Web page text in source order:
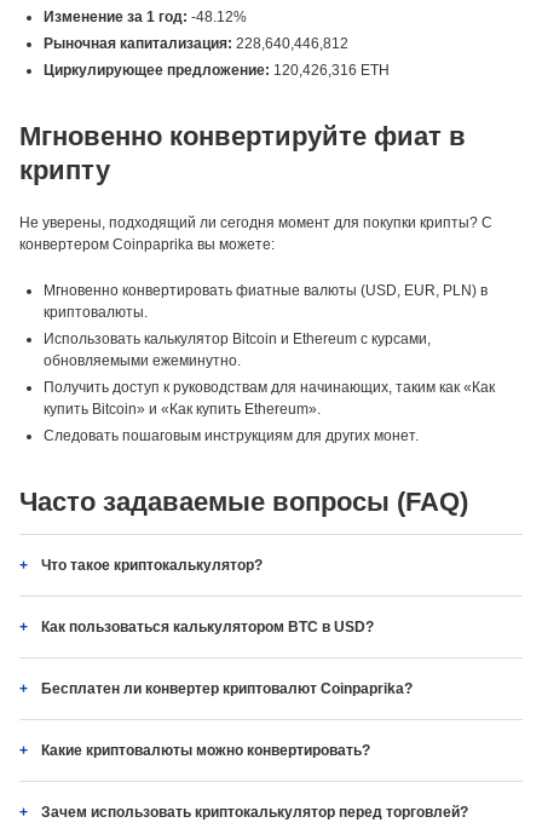
Изменение за 1 год: -48.12%
Рыночная капитализация: 228,640,446,812
Циркулирующее предложение: 120,426,316 ETH
Мгновенно конвертируйте фиат в
крипту
Не уверены, подходящий ли сегодня момент для покупки крипты? С
конвертером Coinpaprika вы можете:
Мгновенно конвертировать фиатные валюты (USD, EUR, PLN) в
криптовалюты.
Использовать калькулятор Bitcoin и Ethereum с курсами,
обновляемыми ежеминутно.
Получить доступ к руководствам для начинающих, таким как «Как
купить Bitcoin» и «Как купить Ethereum».
Следовать пошаговым инструкциям для других монет.
Часто задаваемые вопросы (FAQ)
Что такое криптокалькулятор?
Как пользоваться калькулятором BTC в USD?
Бесплатен ли конвертер криптовалют Coinpaprika?
Какие криптовалюты можно конвертировать?
Зачем использовать криптокалькулятор перед торговлей?